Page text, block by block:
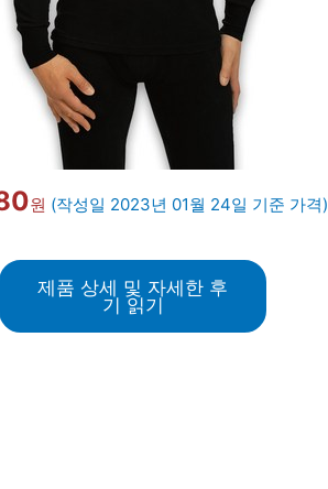
원 (작성일 2023년 01월 24일 기준 가격)
제품 상세 및 자세한 후
기 읽기